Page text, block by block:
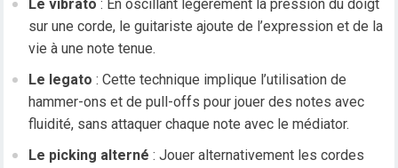
Le vibrato : En oscillant légèrement la pression du doigt
sur une corde, le guitariste ajoute de l’expression et de la
vie à une note tenue.
Le legato : Cette technique implique l’utilisation de
hammer-ons et de pull-offs pour jouer des notes avec
fluidité, sans attaquer chaque note avec le médiator.
Le picking alterné : Jouer alternativement les cordes